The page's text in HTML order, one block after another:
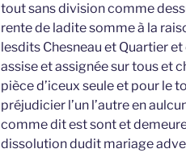
tout sans division comme
rente de ladite somme à la
lesdits Chesneau et Quartier
assise et assignée sur tous et
pièce d’iceux seule et pour le
préjudicier l’un l’autre en
comme dit est sont et
dissolution dudit mariage